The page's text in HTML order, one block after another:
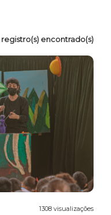
registro(s) encontrado(s)
1308 visualizações